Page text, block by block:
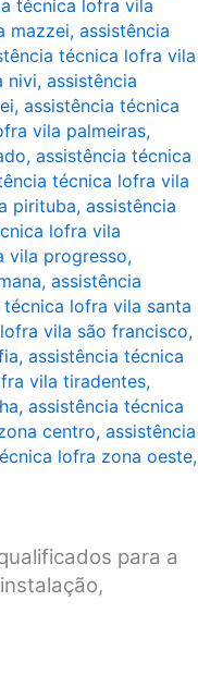
técnica lofra vila
mazzei, assistência
técnica lofra vila
nivi, assistência
, assistência técnica
vila palmeiras,
, assistência técnica
técnica lofra vila
pirituba, assistência
lofra vila
vila progresso,
, assistência
técnica lofra vila santa
vila são francisco,
, assistência técnica
vila tiradentes,
, assistência técnica
centro, assistência
lofra zona oeste,
para a